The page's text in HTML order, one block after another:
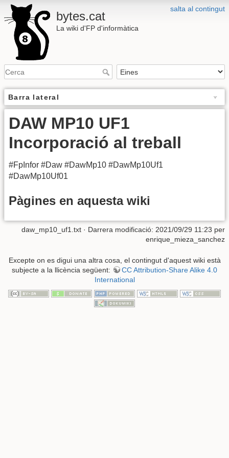
salta al contingut
bytes.cat
La wiki d'FP d'informàtica
Barra lateral
DAW MP10 UF1
Incorporació al treball
#FpInfor #Daw #DawMp10 #DawMp10Uf1
#DawMp10Uf01
Pàgines en aquesta wiki
daw_mp10_uf1.txt · Darrera modificació: 2021/09/29 11:23 per
enrique_mieza_sanchez
Excepte on es digui una altra cosa, el contingut d'aquest wiki està
subjecte a la llicència següent:
CC Attribution-Share Alike 4.0
International